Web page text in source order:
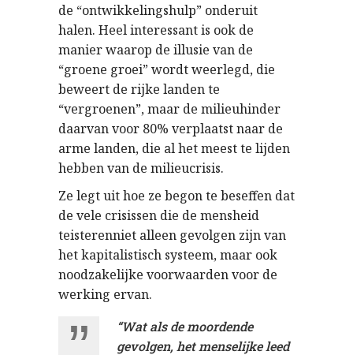
de “ontwikkelingshulp” onderuit
halen. Heel interessant is ook de
manier waarop de illusie van de
“groene groei” wordt weerlegd, die
beweert de rijke landen te
“vergroenen”, maar de milieuhinder
daarvan voor 80% verplaatst naar de
arme landen, die al het meest te lijden
hebben van de milieucrisis.
Ze legtuithoe ze begonte beseffen dat
de vele crisissen die de mensheid
teisterenniet alleen gevolgen zijnvan
hetkapitalistisch systeem, maar ook
noodzakelijke voorwaardenvoor de
werking ervan.
“Wat als de moordende
gevolgen, het menselijke leed